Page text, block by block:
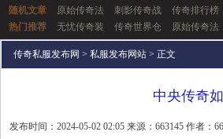
随机文章
原始传奇法 刺影传奇战 传奇排行榜
热门推荐
无忧传奇装 传奇世界仓 原始传奇法
传奇私服发布网 > 私服发布网站 > 正文
中央传奇
发布时间：2024-05-02 02:05 来源：663145 作者：